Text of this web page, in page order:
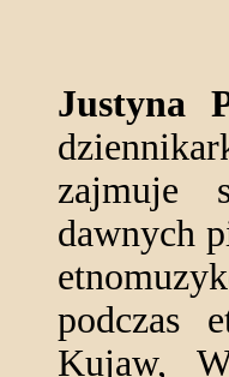
Justyna
zajmuje
dawnych
podczas
Kujaw,